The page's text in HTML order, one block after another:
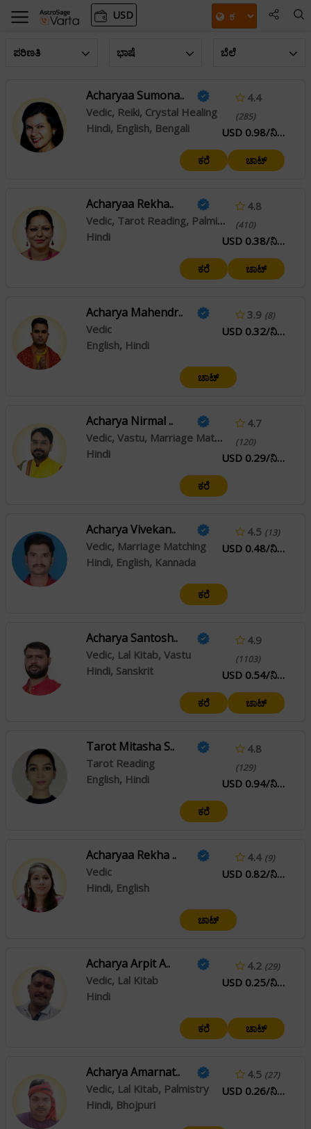
USD
ಪರಿಣತಿ ಭಾಷೆ ಬೆಲೆ
Acharyaa Sumona..
Vedic, Reiki, Crystal Healing
Hindi, English, Bengali
4.4
(285)
USD 0.98/ನಿಮಿಷ
ಕರೆ ಚಾಟ್
Acharyaa Rekha..
Vedic, Tarot Reading, Palmistry
Hindi
4.8
(410)
USD 0.38/ನಿಮಿಷ
ಕರೆ ಚಾಟ್
Acharya Mahendr..
Vedic
English, Hindi
3.9 (8)
USD 0.32/ನಿಮಿಷ
ಚಾಟ್
Acharya Nirmal ..
Vedic, Vastu, Marriage Matching
Hindi
4.7
(120)
USD 0.29/ನಿಮಿಷ
ಕರೆ
Acharya Vivekan..
Vedic, Marriage Matching
Hindi, English, Kannada
4.5 (13)
USD 0.48/ನಿಮಿಷ
ಕರೆ
Acharya Santosh..
Vedic, Lal Kitab, Vastu
Hindi, Sanskrit
4.9
(1103)
USD 0.54/ನಿಮಿಷ
ಕರೆ ಚಾಟ್
Tarot Mitasha S..
Tarot Reading
English, Hindi
4.8
(129)
USD 0.94/ನಿಮಿಷ
ಕರೆ
Acharyaa Rekha ..
Vedic
Hindi, English
4.4 (9)
USD 0.82/ನಿಮಿಷ
ಚಾಟ್
Acharya Arpit A..
Vedic, Lal Kitab
Hindi
4.2 (29)
USD 0.25/ನಿಮಿಷ
ಕರೆ ಚಾಟ್
Acharya Amarnat..
Vedic, Lal Kitab, Palmistry
Hindi, Bhojpuri
4.5 (27)
USD 0.26/ನಿಮಿಷ